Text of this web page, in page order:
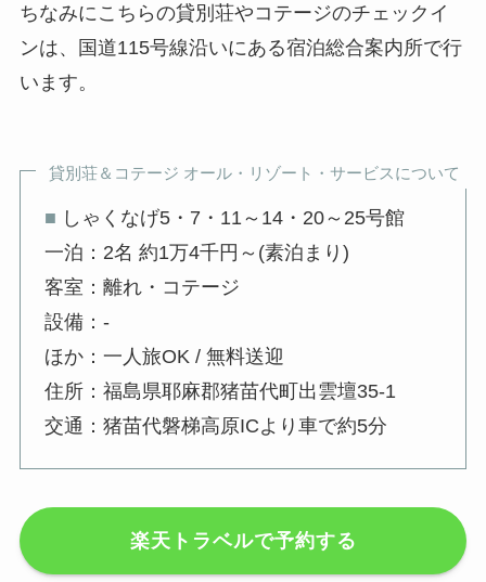
ちなみにこちらの貸別荘やコテージのチェックイ
ンは、国道115号線沿いにある宿泊総合案内所で行
います。
貸別荘＆コテージ オール・リゾート・サービスについて
■ しゃくなげ5・7・11～14・20～25号館
一泊：2名 約1万4千円～(素泊まり)
客室：離れ・コテージ
設備：-
ほか：一人旅OK / 無料送迎
住所：福島県耶麻郡猪苗代町出雲壇35-1
交通：猪苗代磐梯高原ICより車で約5分
楽天トラベルで予約する